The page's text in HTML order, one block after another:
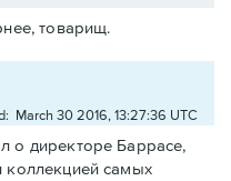
товарищ.
March 30 2016, 13:27:36 UTC
о директоре Баррасе,
коллекцией самых